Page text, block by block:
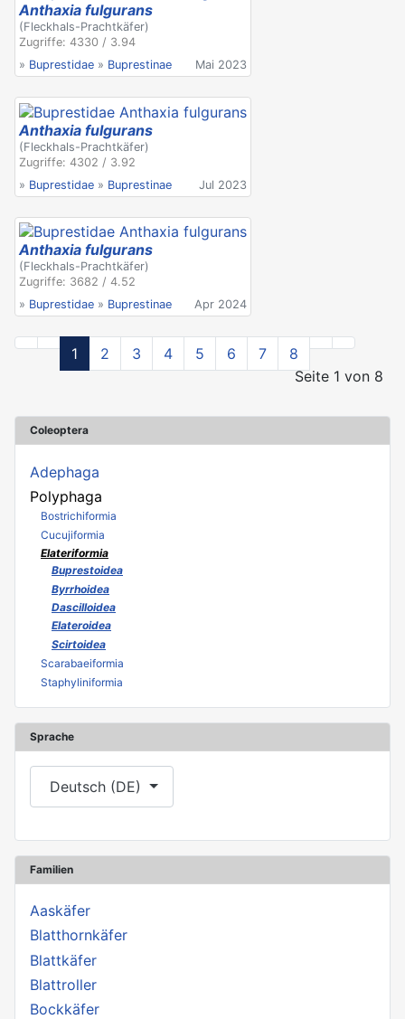
Coleoptera
Adephaga
Polyphaga
Bostrichiformia
Cucujiformia
Elateriformia
Buprestoidea
Byrrhoidea
Dascilloidea
Elateroidea
Scirtoidea
Scarabaeiformia
Staphyliniformia
Sprache
Sprache auswählen
Deutsch (DE)
Familien
Aaskäfer
Blatthornkäfer
Blattkäfer
Blattroller
Bockkäfer
Anthaxia fulgurans
(Fleckhals-Prachtkäfer)
Zugriffe: 4330 / 3.94
» Buprestidae » Buprestinae Mai 2023
Anthaxia fulgurans
(Fleckhals-Prachtkäfer)
Zugriffe: 4302 / 3.92
» Buprestidae » Buprestinae Jul 2023
Anthaxia fulgurans
(Fleckhals-Prachtkäfer)
Zugriffe: 3682 / 4.52
» Buprestidae » Buprestinae Apr 2024
Seite 1 von 8
1 2 3 4 5 6 7 8